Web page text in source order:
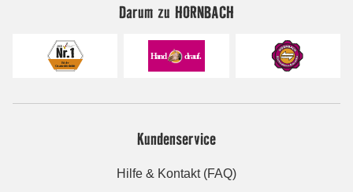
Darum zu HORNBACH
Kundenservice
Hilfe & Kontakt (FAQ)